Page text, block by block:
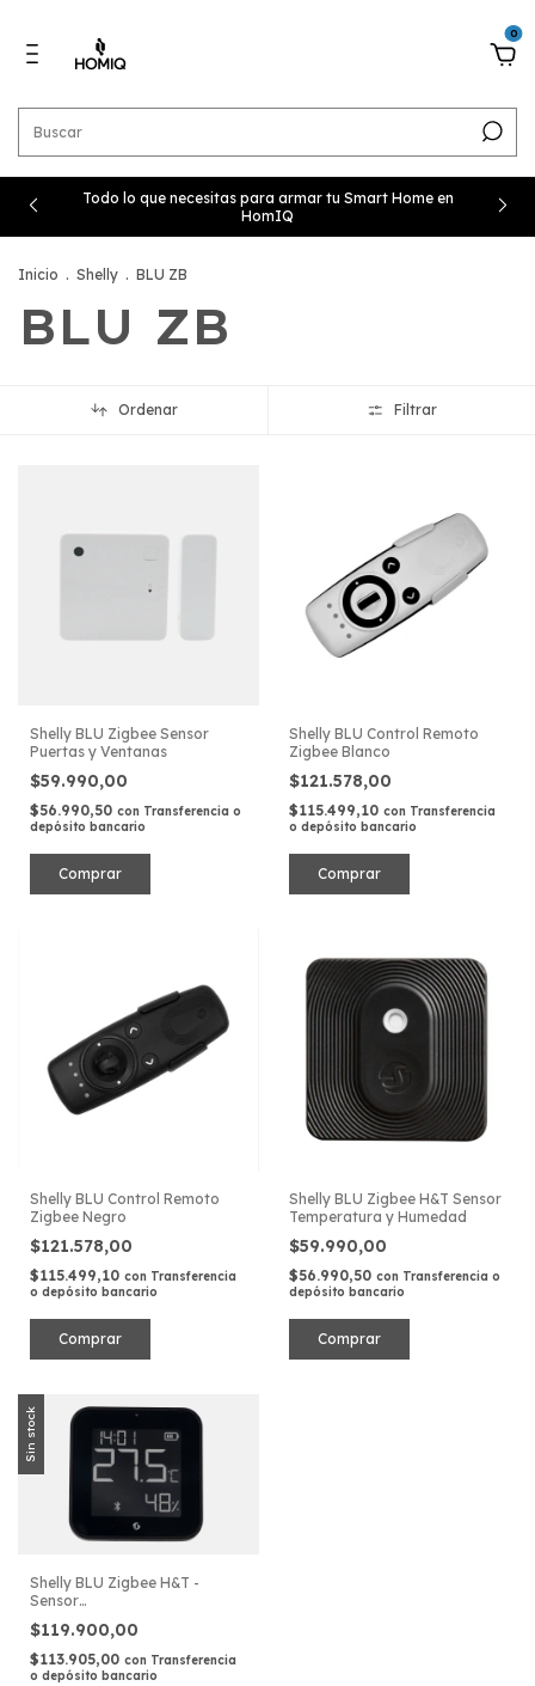
0
Todo lo que necesitas para armar tu Smart Home en
HomIQ
Inicio . Shelly . BLU ZB
BLU ZB
Ordenar Filtrar
Shelly BLU Zigbee Sensor
Puertas y Ventanas
$59.990,00
$56.990,50 con Transferencia o
depósito bancario
Shelly BLU Control Remoto
Zigbee Blanco
$121.578,00
$115.499,10 con Transferencia
o depósito bancario
Shelly BLU Control Remoto
Zigbee Negro
$121.578,00
$115.499,10 con Transferencia
o depósito bancario
Shelly BLU Zigbee H&T Sensor
Temperatura y Humedad
$59.990,00
$56.990,50 con Transferencia o
depósito bancario
Sin stock
Shelly BLU Zigbee H&T -
Sensor
Temperatura/Humedad con
Pantalla
$119.900,00
$113.905,00 con Transferencia
o depósito bancario